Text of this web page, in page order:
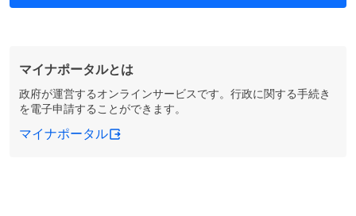
マイナポータルとは
政府が運営するオンラインサービスです。行政に関する手続き
を電子申請することができます。
マイナポータル